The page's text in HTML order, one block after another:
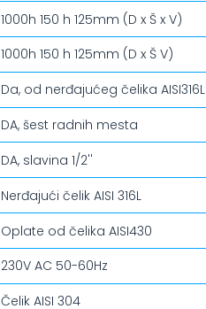
1000h 150 h 125mm (D x Š x V)
1000h 150 h 125mm (D x Š V)
Da, od nerđajućeg čelika AISI316L
DA, šest radnih mesta
DA, slavina 1/2''
Nerđajući čelik AISI 316L
Oplate od čelika AISI430
230V AC 50-60Hz
Čelik AISI 304